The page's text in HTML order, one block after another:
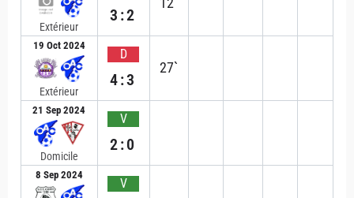
Extérieur
3:2
19 Oct 2024
Extérieur
D
4:3
27`
21 Sep 2024
Domicile
V
2:0
8 Sep 2024
V